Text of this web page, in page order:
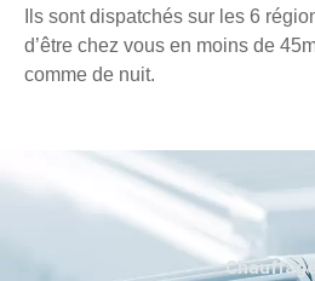
Ils sont dispatchés sur les 6
d’être chez vous en moins de
comme de nuit.
Chauffage